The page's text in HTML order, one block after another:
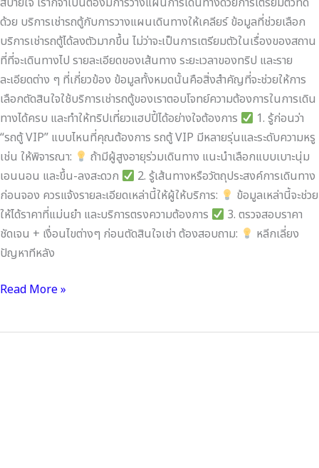
ด้วย บริการเช่ารถตู้กับการวางแผนเดินทางให้เคลียร์ ข้อมูลที่ช่วยเลือก
บริการเช่ารถตู้ได้ลงตัวมากขึ้น ไม่ว่าจะเป็นการเตรียมตัวในเรื่องของสถาน
ที่ที่จะเดินทางไป รายละเอียดของเส้นทาง ระยะเวลาของทริป และราย
ละเอียดต่าง ๆ ที่เกี่ยวข้อง ข้อมูลทั้งหมดนั้นคือสิ่งสำคัญที่จะช่วยให้การ
เลือกตัดสินใจใช้บริการเช่ารถตู้ของเราตอบโจทย์ความต้องการในการเดิน
ทางได้ครบ และทำให้ทริปเที่ยวแฮปปี้ได้อย่างใจต้องการ
1. รู้ก่อนว่า
“รถตู้ VIP” แบบไหนที่คุณต้องการ รถตู้ VIP มีหลายรุ่นและระดับความหรู
เช่น ให้พิจารณา:
ถ้ามีผู้สูงอายุร่วมเดินทาง แนะนำเลือกแบบเบาะนุ่ม
เอนนอน และขึ้น-ลงสะดวก
2. รู้เส้นทางหรือวัตถุประสงค์การเดินทาง
ก่อนจอง ควรแจ้งรายละเอียดเหล่านี้ให้ผู้ให้บริการ:
ข้อมูลเหล่านี้จะช่วย
ให้ได้ราคาที่แม่นยำ และบริการตรงความต้องการ
3. ตรวจสอบราคา
ชัดเจน + เงื่อนไขต่างๆ ก่อนตัดสินใจเช่า ต้องสอบถาม:
หลีกเลี่ยง
ปัญหาทีหลัง
Read More »